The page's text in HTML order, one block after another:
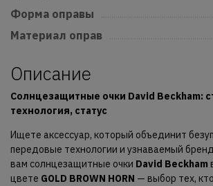
Форма оправы
Материал оправ
Описание
Солнцезащитные очки David Beckham:
технология, статус
Ищете аксессуар, который объединит
передовые технологии и узнаваемый
вам солнцезащитные очки David Beckham
цвете GOLD BROWN HORN — выбор тех,